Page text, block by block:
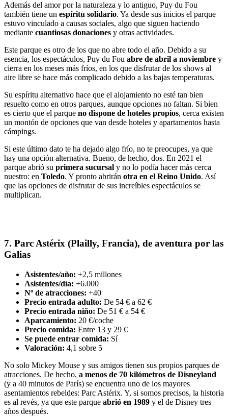
Además del amor por la naturaleza y lo antiguo, Puy du Fou
también tiene un espíritu solidario. Ya desde sus inicios el parque
estuvo vinculado a causas sociales, algo que siguen haciendo
mediante cuantiosas donaciones y otras actividades.
Este parque es otro de los que no abre todo el año. Debido a su
esencia, los espectáculos, Puy du Fou abre de abril a noviembre y
cierra en los meses más fríos, en los que disfrutar de los shows al
aire libre se hace más complicado debido a las bajas temperaturas.
Su espíritu alternativo hace que el alojamiento no esté tan bien
resuelto como en otros parques, aunque opciones no faltan. Si bien
es cierto que el parque no dispone de hoteles propios, cerca existen
un montón de opciones que van desde hoteles y apartamentos hasta
cámpings.
Si este último dato te ha dejado algo frío, no te preocupes, ya que
hay una opción alternativa. Bueno, de hecho, dos. En 2021 el
parque abrió su primera sucursal y no lo podía hacer más cerca
nuestro: en Toledo. Y pronto abrirán otra en el Reino Unido. Así
que las opciones de disfrutar de sus increíbles espectáculos se
multiplican.
7. Parc Astérix (Plailly, Francia), de aventura por las
Galias
Asistentes/año: +2,5 millones
Asistentes/día: +6.000
Nº de atracciones: +40
Precio entrada adulto: De 54 € a 62 €
Precio entrada niño: De 51 € a 54 €
Aparcamiento: 20 €/coche
Precio comida: Entre 13 y 29 €
Se puede entrar comida: Sí
Valoración: 4,1 sobre 5
No solo Mickey Mouse y sus amigos tienen sus propios parques de
atracciones. De hecho, a menos de 70 kilómetros de Disneyland
(y a 40 minutos de París) se encuentra uno de los mayores
asentamientos rebeldes: Parc Astérix. Y, si somos precisos, la historia
es al revés, ya que este parque abrió en 1989 y el de Disney tres
años después.